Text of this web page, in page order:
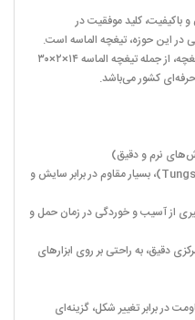
باکیفیت، کلید موفقیت در
این حوزه، تیغچه الماسه است.
با ارائه‌ی بهترین انواع تیغچه، از جمله تیغچه الماسه ۱۴×۲×۳۰
کشور می‌باشد.
جنس بدنه: کاربید تنگستن (Tungsten Carbide)، بسیار مقاوم در برابر سایش و
از آسیب و خوردگی در زمان حمل و
دقیق، به راحتی بر روی ابزارهای
در برابر تغییر شکل، گزینه‌ای